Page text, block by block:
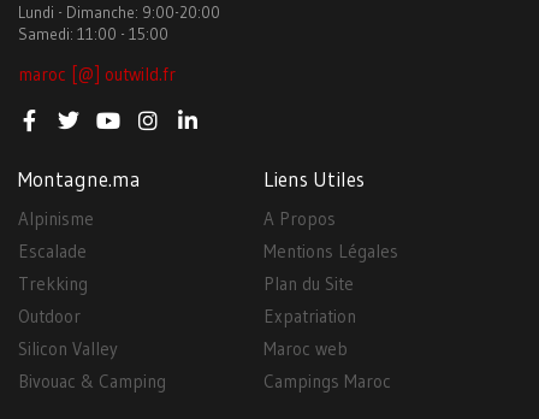
Lundi - Dimanche: 9:00-20:00
Samedi: 11:00 - 15:00
maroc [@] outwild.fr
Montagne.ma
Alpinisme
Escalade
Trekking
Outdoor
Silicon Valley
Bivouac & Camping
Liens Utiles
A Propos
Mentions Légales
Plan du Site
Expatriation
Maroc web
Campings Maroc